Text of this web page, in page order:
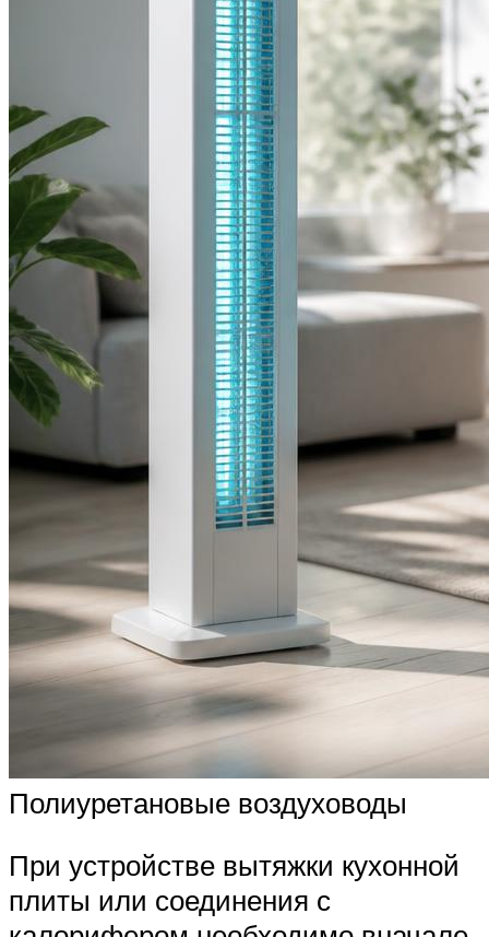
Полиуретановые воздуховоды
При устройстве вытяжки кухонной
плиты или соединения с